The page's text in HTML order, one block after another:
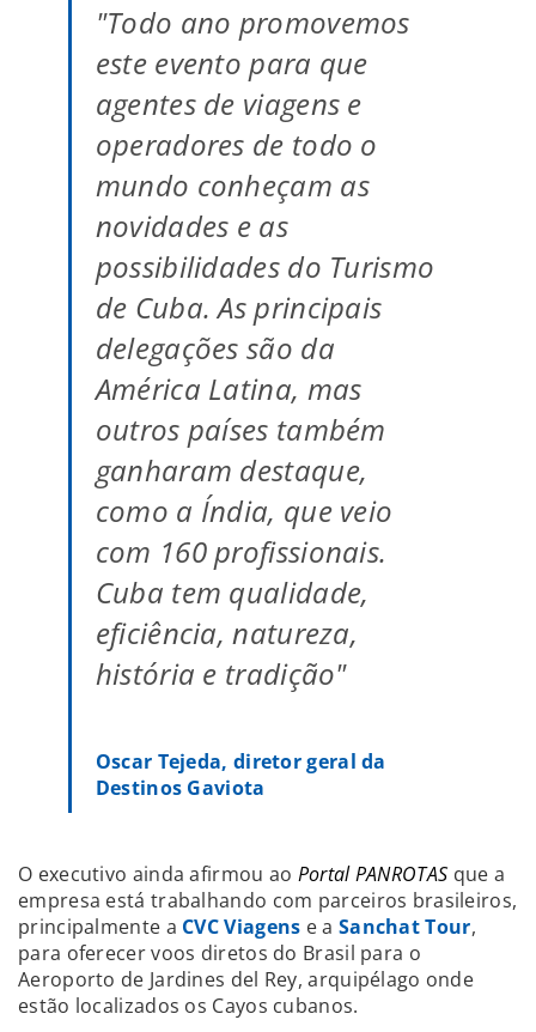
"Todo ano promovemos
este evento para que
agentes de viagens e
operadores de todo o
mundo conheçam as
novidades e as
possibilidades do Turismo
de Cuba. As principais
delegações são da
América Latina, mas
outros países também
ganharam destaque,
como a Índia, que veio
com 160 profissionais.
Cuba tem qualidade,
eficiência, natureza,
história e tradição"
Oscar Tejeda, diretor geral da
Destinos Gaviota
O executivo ainda afirmou ao Portal PANROTAS que a
empresa está trabalhando com parceiros brasileiros,
principalmente a CVC Viagens e a Sanchat Tour,
para oferecer voos diretos do Brasil para o
Aeroporto de Jardines del Rey, arquipélago onde
estão localizados os Cayos cubanos.